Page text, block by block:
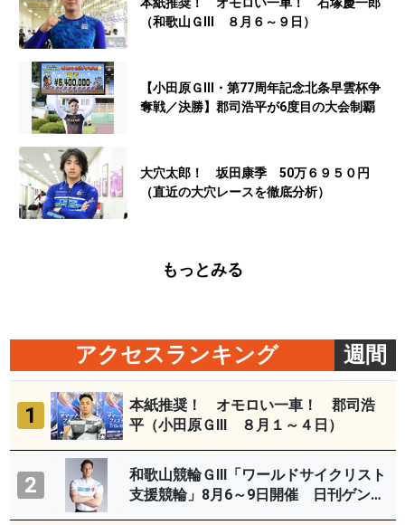
本紙推奨！ オモロい一車！ 石塚慶一郎
（和歌山ＧⅢ ８月６～９日）
【小田原ＧⅢ・第77周年記念北条早雲杯争
奪戦／決勝】郡司浩平が6度目の大会制覇
大穴太郎！ 坂田康季 50万６９５０円
（直近の大穴レースを徹底分析）
もっとみる
アクセスランキング 週間
1
本紙推奨！ オモロい一車！ 郡司浩
平（小田原ＧⅢ ８月１～４日）
2
和歌山競輪ＧⅢ「ワールドサイクリスト
支援競輪」8月6～9日開催 日刊ゲンダ